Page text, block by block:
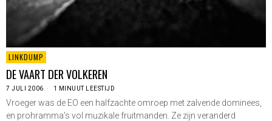
LINKDUMP
DE VAART DER VOLKEREN
7 JULI 2006 1 MINUUT LEESTIJD
Vroeger was de EO een halfzachte omroep met zalvende dominees,
en prohramma’s vol muzikale fruitmanden. Ze zijn veranderd